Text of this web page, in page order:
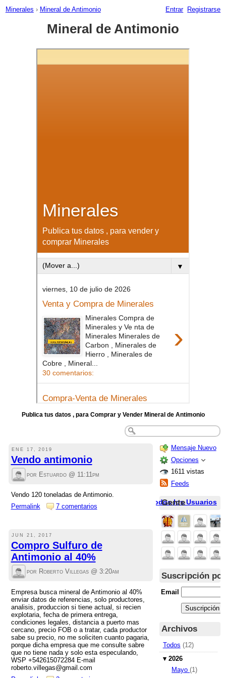
Minerales › Mineral de Antimonio Entrar Registrarse
Mineral de Antimonio
Publica tus datos , para Comprar y Vender Mineral de Antimonio
ENE 17, 2019
Vendo antimonio
por Estuardo @ 11:11pm
Vendo 120 toneladas de Antimonio.
Permalink
7 comentarios
JUN 21, 2017
Compro Sulfuro de
Antimonio al 40%
por Roberto Villegas @ 3:20am
Empresa busca mineral de Antimonio al 40%
enviar datos de referencias, solo productores,
analisis, produccion si tiene actual, si recien
explotaria, fecha de primera entrega,
condiciones legales, distancia a puerto mas
cercano, precio FOB o a tratar, cada productor
sabe su precio, no me soliciten cuanto pagaria,
porque dicha empresa que me consulte sabre
que no tiene nada y solo esta especulando,
WSP +542615072284 E-mail
roberto.villegas@gmail.com
Mensaje Nuevo
Opciones
1611 vistas
Feeds
Todos los Usuarios
Gente
Suscripción
Email
Archivos
Todos (12)
▾2026
Mayo(1)